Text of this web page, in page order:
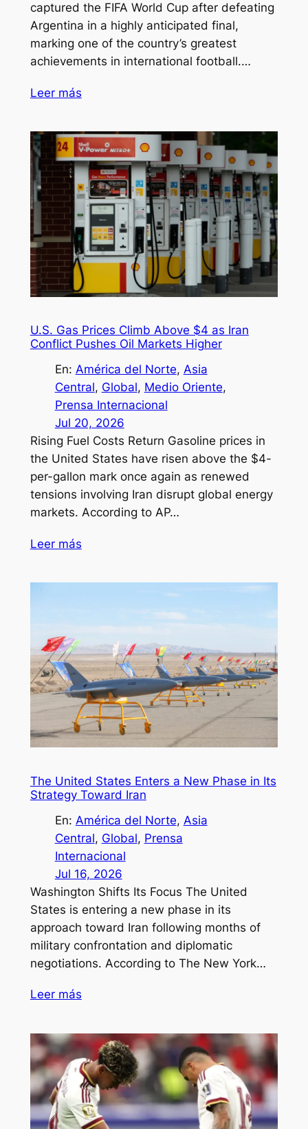
captured the FIFA World Cup after defeating
Argentina in a highly anticipated final,
marking one of the country’s greatest
achievements in international football.…
Leer más
U.S. Gas Prices Climb Above $4 as Iran
Conflict Pushes Oil Markets Higher
En: América del Norte, Asia
Central, Global, Medio Oriente
Prensa Internacional
Jul 20, 2026
Rising Fuel Costs Return Gasoline prices in
the United States have risen above the $4-
per-gallon mark once again as renewed
tensions involving Iran disrupt global energy
markets. According to AP…
Leer más
The United States Enters a New Phase in Its
Strategy Toward Iran
En: América del Norte, Asia
Central, Global, Prensa
Internacional
Jul 16, 2026
Washington Shifts Its Focus The United
States is entering a new phase in its
approach toward Iran following months of
military confrontation and diplomatic
negotiations. According to The New York…
Leer más